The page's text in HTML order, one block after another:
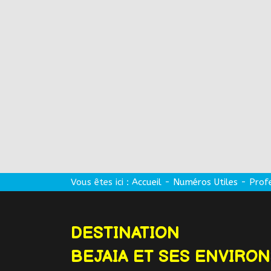
Vous êtes ici : Accueil - Numéros Utiles -
DESTINATION
BEJAIA ET SES